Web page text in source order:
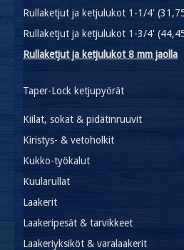
Rullaketjut ja ketjulukot 1-1/4'
Rullaketjut ja ketjulukot 1-3/4'
Rullaketjut ja ketjulukot 8 mm jaolla
Taper-Lock ketjupyörät
Kiilat, sokat & pidätinruuvit
Kiristys- & vetoholkit
Kukko-työkalut
Kuularullat
Laakerit
Laakeripesät & tarvikkeet
Laakeriyksiköt & varalaakerit